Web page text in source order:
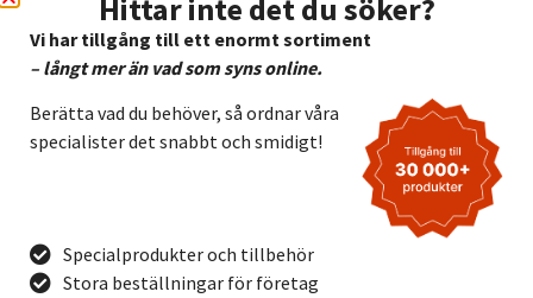
Offertförfrågan Offertförfrågan
Hittar inte det du söker?
Vi har tillgång till ett enormt sortiment
– långt mer än vad som syns online.
Berätta vad du behöver, så ordnar våra
specialister det snabbt och smidigt!
Specialprodukter och tillbehör
Stora beställningar för företag